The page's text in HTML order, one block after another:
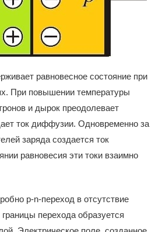
равновесное состояние при
При повышении температуры
и дырок преодолевает
ток диффузии. Одновременно за
заряда создается ток
равновесия эти токи взаимно
p-n-переход в отсутствие
перехода образуется